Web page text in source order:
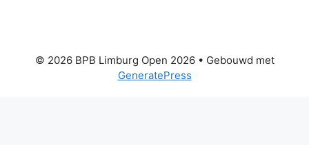
© 2026 BPB Limburg Open 2026• Gebouwd met
GeneratePress